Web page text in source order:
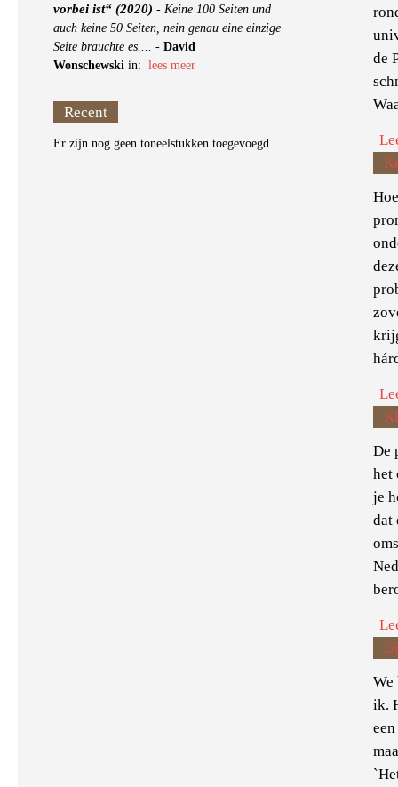
vorbei ist“ (2020) - Keine 100 Seiten und
auch keine 50 Seiten, nein genau eine einzige
Seite brauchte es.... - David
Wonschewski in: lees meer
Recent
Er zijn nog geen toneelstukken toegevoegd
de
De
het
je
dat
We
ik.